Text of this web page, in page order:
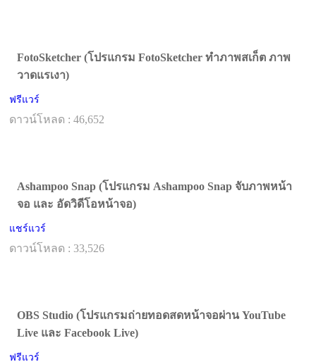
FotoSketcher (โปรแกรม FotoSketcher ทำภาพสเก็ต ภาพ
วาดแรเงา)
ฟรีแวร์
ดาวน์โหลด : 46,652
Ashampoo Snap (โปรแกรม Ashampoo Snap จับภาพหน้า
จอ และ อัดวิดีโอหน้าจอ)
แชร์แวร์
ดาวน์โหลด : 33,526
OBS Studio (โปรแกรมถ่ายทอดสดหน้าจอผ่าน YouTube
Live และ Facebook Live)
ฟรีแวร์